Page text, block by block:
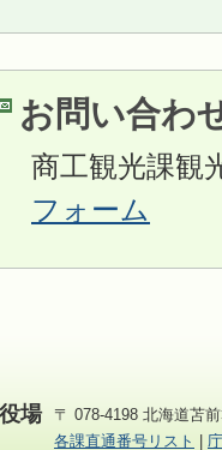
お問い合わ
商工観光課観
フォーム
場
〒 078-4198 北海道苫
各課直通番号リスト